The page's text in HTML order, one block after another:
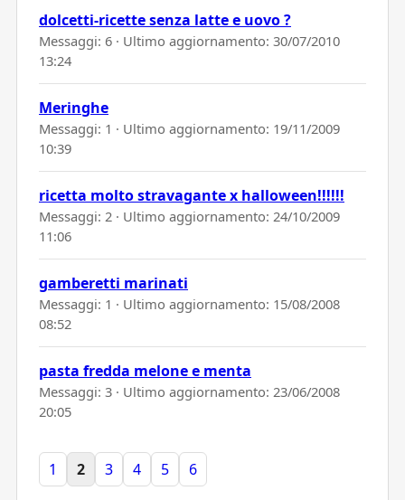
dolcetti-ricette senza latte e uovo ?
Messaggi: 6 · Ultimo aggiornamento: 30/07/2010
13:24
Meringhe
Messaggi: 1 · Ultimo aggiornamento: 19/11/2009
10:39
ricetta molto stravagante x halloween!!!!!!
Messaggi: 2 · Ultimo aggiornamento: 24/10/2009
11:06
gamberetti marinati
Messaggi: 1 · Ultimo aggiornamento: 15/08/2008
08:52
pasta fredda melone e menta
Messaggi: 3 · Ultimo aggiornamento: 23/06/2008
20:05
1 2 3 4 5 6